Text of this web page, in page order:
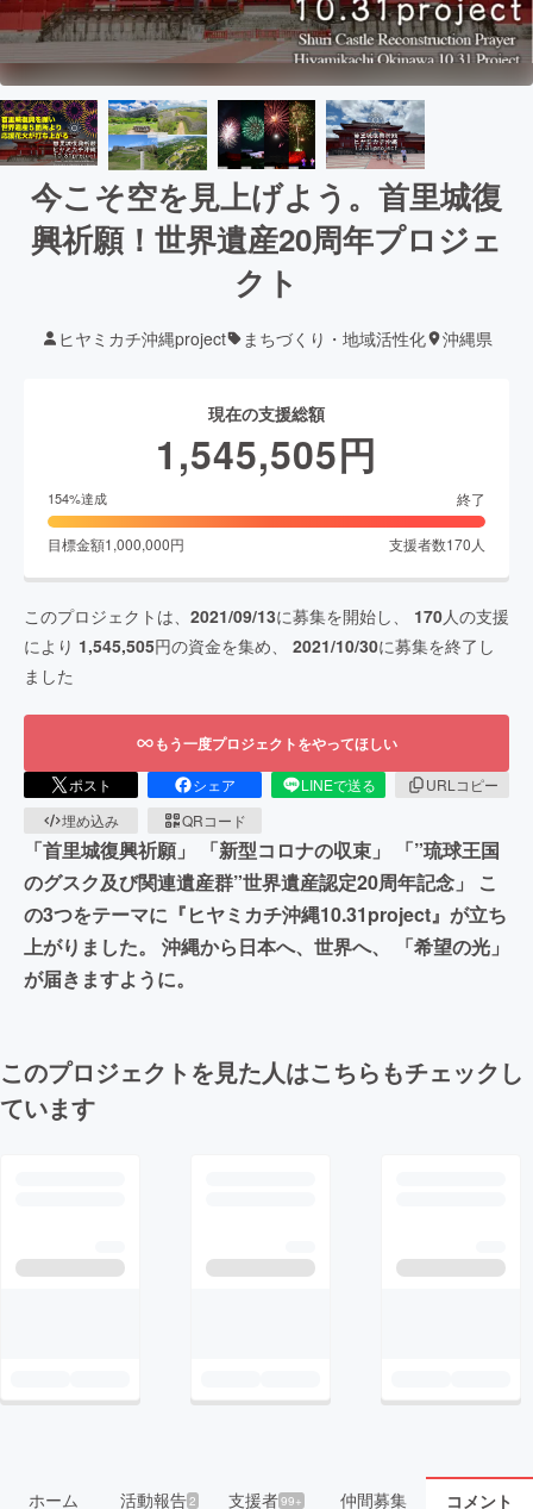
今こそ空を見上げよう。首里城復
興祈願！世界遺産20周年プロジェ
クト
ヒヤミカチ沖縄project まちづくり・地域活性化 沖縄県
現在の支援総額
1,545,505円
154%達成 終了
目標金額1,000,000円 支援者数170 人
このプロジェクトは、 2021/09/13に募集を開始し、 170人の支援
により 1,545,505円の資金を集め、 2021/10/30に募集を終了し
ました
もう一度プロジェクトをやってほしい
ポスト シェア LINEで送る
URLコピー
埋め込み
QRコード
「首里城復興祈願」 「新型コロナの収束」 「”琉球王国
のグスク及び関連遺産群”世界遺産認定20周年記念」 こ
の3つをテーマに『ヒヤミカチ沖縄10.31project』が立ち
上がりました。 沖縄から日本へ、世界へ、 「希望の光」
が届きますように。
このプロジェクトを見た人はこちらもチェックし
ています
ホーム 活動報告2 支援者99+ 仲間募集 コメント